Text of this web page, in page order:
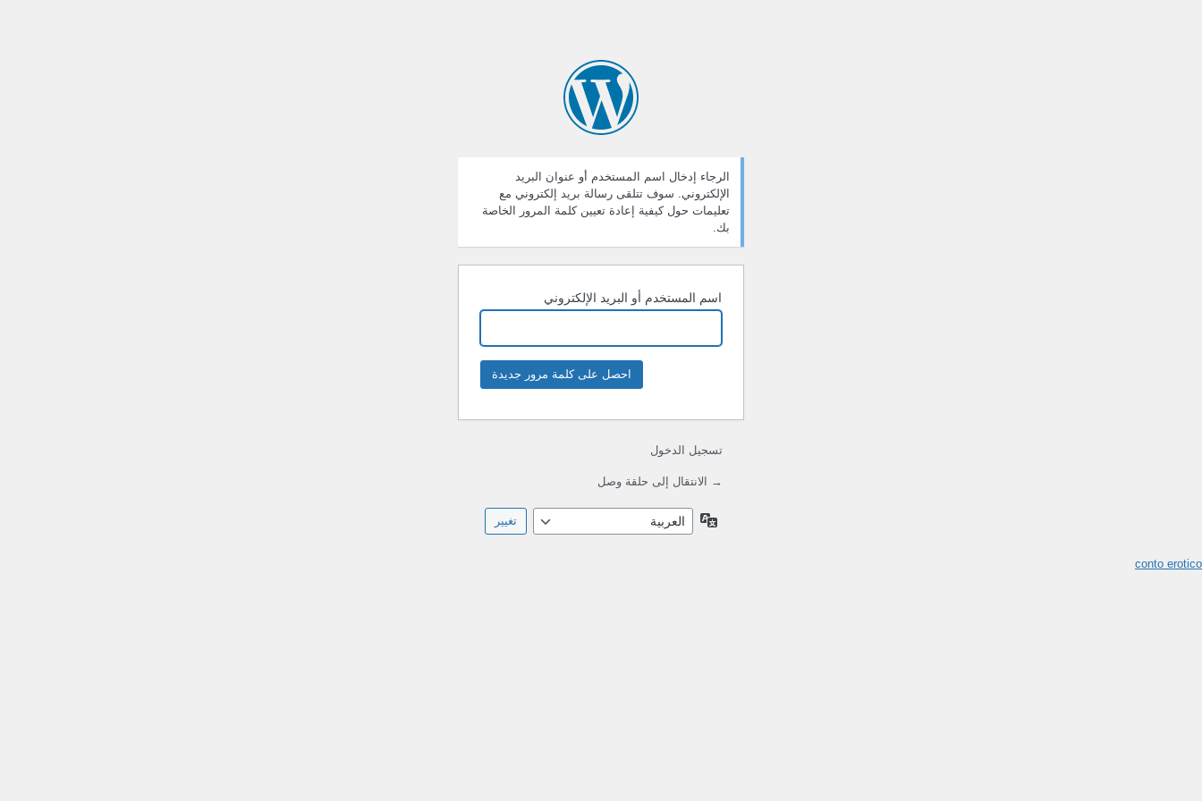
الرجاء إدخال اسم المستخدم أو عنوان البريد
الإلكتروني. سوف تتلقى رسالة بريد إلكتروني مع
تعليمات حول كيفية إعادة تعيين كلمة المرور الخاصة
بك.
اسم المستخدم أو البريد الإلكتروني
تسجيل الدخول
→ الانتقال إلى حلقة وصل
اللغة
conto erotico